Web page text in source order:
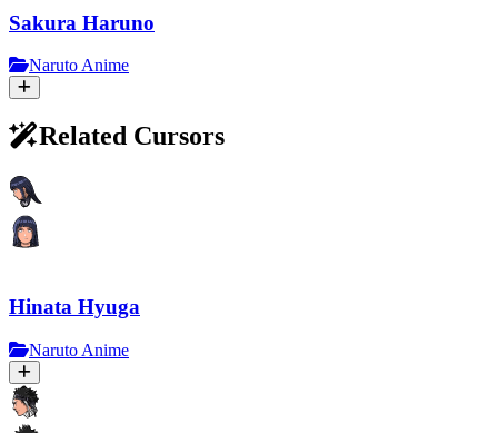
Sakura Haruno
Naruto Anime
Related Cursors
Hinata Hyuga
Naruto Anime